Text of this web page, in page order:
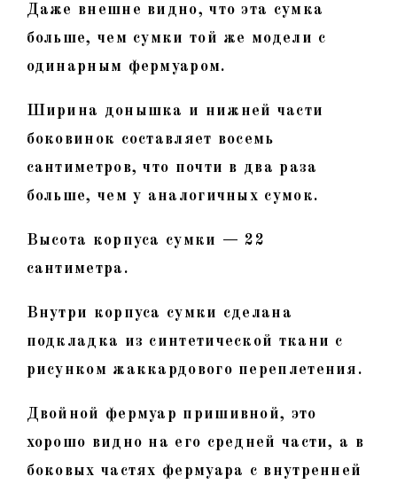
Даже внешне видно, что эта сумка
больше, чем сумки той же модели с
одинарным фермуаром.
Ширина донышка и нижней части
боковинок составляет восемь
сантиметров, что почти в два раза
больше, чем у аналогичных сумок.
Высота корпуса сумки — 22
сантиметра.
Внутри корпуса сумки сделана
подкладка из синтетической ткани с
рисунком жаккардового переплетения.
Двойной фермуар пришивной, это
хорошо видно на его средней части, а в
боковых частях фермуара с внутренней